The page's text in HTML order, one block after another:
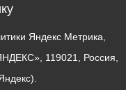
Яндекс Метрика,
119021, Россия,